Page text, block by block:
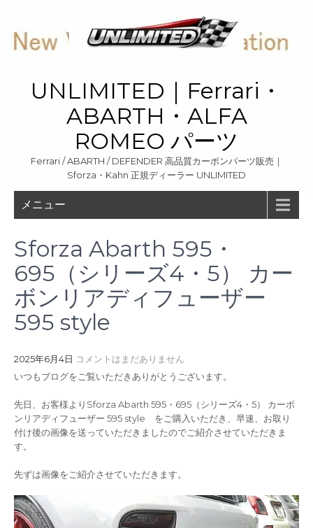
content
UNLIMITED｜Ferrari・
ABARTH・ALFA
ROMEO パーツ
Ferrari / ABARTH / DEFENDER 高品質カーボンパーツ販売｜
Sforza・Kahn 正規ディーラー UNLIMITED
メニュー
Sforza Abarth 595・
695（シリーズ4・5） カー
ボンリアディフューザー
595 style
2025年6月4日 コメントはまだありません
いつもブログをご覧いただきありがとうございます。
先日、お客様よりSforza Abarth 595・695（シリーズ4・5） カーボ
ンリアディフューザー 595 style をご購入いただき、早速、お取り
付け後の画像を送っていただきましたのでご紹介させていただきま
す。
先ずは画像をご紹介させていただきます。